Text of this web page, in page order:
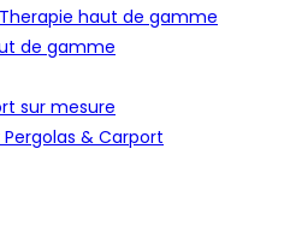
haut de gamme
de gamme
sur mesure
& Carport